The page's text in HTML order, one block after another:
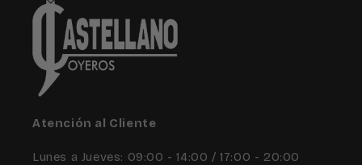
Atención al Cliente
Lunes a Jueves: 09:00 - 14:00 / 17:00 - 20:00